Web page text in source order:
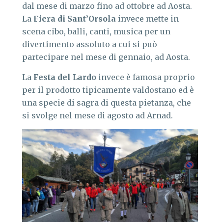
dal mese di marzo fino ad ottobre ad Aosta.
La Fiera di Sant’Orsola invece mette in
scena cibo, balli, canti, musica per un
divertimento assoluto a cui si può
partecipare nel mese di gennaio, ad Aosta.
La Festa del Lardo invece è famosa proprio
per il prodotto tipicamente valdostano ed è
una specie di sagra di questa pietanza, che
si svolge nel mese di agosto ad Arnad.